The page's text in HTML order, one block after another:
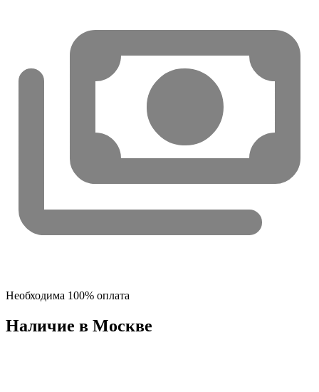
Необходима 100% оплата
Наличие в Москвe